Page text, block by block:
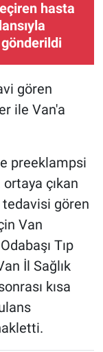
hasta
gören
ile Van'a
preeklampsi
çıkan
gören
Van
Tıp
İl Sağlık
kısa